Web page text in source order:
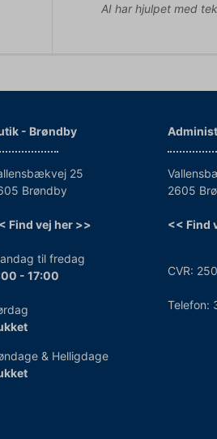
AI har hjulpet med
- Brøndby
25
Brøndby
Find vej her >>
til fredag
- 17:00
& Helligdage
2605
<< Find
CVR:
Telefon: